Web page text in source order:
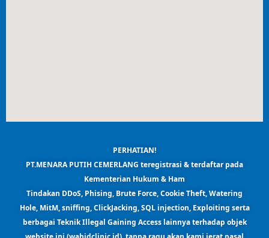
PERHATIAN!
PT.MENARA PUTIH CEMERLANG teregistrasi & terdaftar pada
Kementerian Hukum & Ham
Tindakan DDoS, Phising, Brute Force, Cookie Theft, Watering
Hole, MitM, sniffing, ClickJacking, SQL injection, Exploiting serta
berbagai Teknik Illegal Gaining Access lainnya terhadap objek